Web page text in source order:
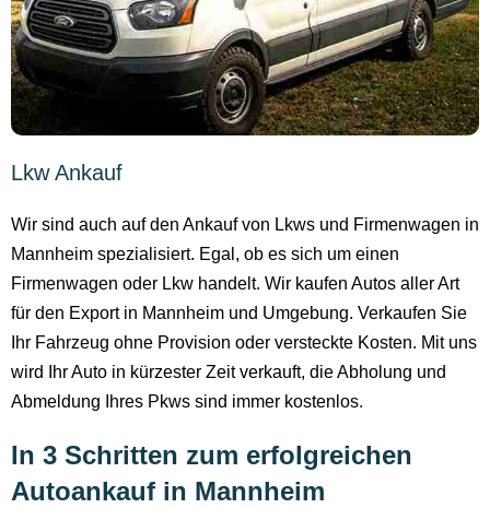
Lkw Ankauf
Wir sind auch auf den Ankauf von Lkws und Firmenwagen in
Mannheim spezialisiert. Egal, ob es sich um einen
Firmenwagen oder Lkw handelt. Wir kaufen Autos aller Art
für den Export in Mannheim und Umgebung. Verkaufen Sie
Ihr Fahrzeug ohne Provision oder versteckte Kosten. Mit uns
wird Ihr Auto in kürzester Zeit verkauft, die Abholung und
Abmeldung Ihres Pkws sind immer kostenlos.
In 3 Schritten zum erfolgreichen
Autoankauf in Mannheim